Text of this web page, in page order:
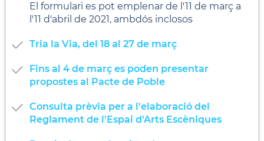
El formulari es pot emplenar de l'11 de març a
l'11 d'abril de 2021, ambdós inclosos
Tria la Via, del 18 al 27 de març
Fins al 4 de març es poden presentar
propostes al Pacte de Poble
Consulta prèvia per a l'elaboració del
Reglament de l'Espai d'Arts Escèniques